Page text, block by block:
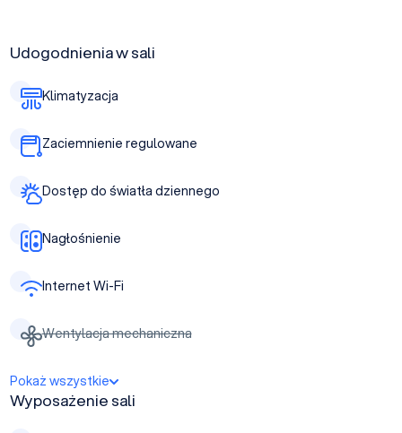
Udogodnienia w sali
Klimatyzacja
Zaciemnienie regulowane
Dostęp do światła dziennego
Nagłośnienie
Internet Wi-Fi
Wentylacja mechaniczna
Pokaż wszystkie
Wyposażenie sali